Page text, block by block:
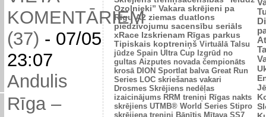
KOMENTĀRIEM
(37) - 07/05
23:07
Andulis
Rīga –
Ozolnieki” Vakara skrējieni pa
Rīgu A2 ziemas duatlons
piedzīvojumu sacensību seriāls
xRace Izskrienam Rīgas parkus
Tipiskais koptreniņš Virtuālā Talsu
jūdze Spain Ultra Cup Izgrūd no
gultas Aizputes novada čempionāts
krosā DION Sportlat balva Great Run
Series LOC skriešanas vakari
Drosmes Skrējiens nedēļas
izaicinājums RRM treniņi Rīgas nakts
skrējiens UTMB® World Series Stipro
skrējiena treniņi Bānītis Mītava SS7